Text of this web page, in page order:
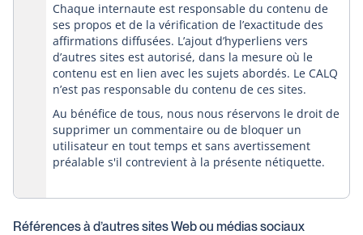
Chaque internaute est responsable du contenu de
ses propos et de la vérification de l’exactitude des
affirmations diffusées. L’ajout d’hyperliens vers
d’autres sites est autorisé, dans la mesure où le
contenu est en lien avec les sujets abordés. Le CALQ
n’est pas responsable du contenu de ces sites.
Au bénéfice de tous, nous nous réservons le droit de
supprimer un commentaire ou de bloquer un
utilisateur en tout temps et sans avertissement
préalable s'il contrevient à la présente nétiquette.
Références à d’autres sites Web ou médias sociaux